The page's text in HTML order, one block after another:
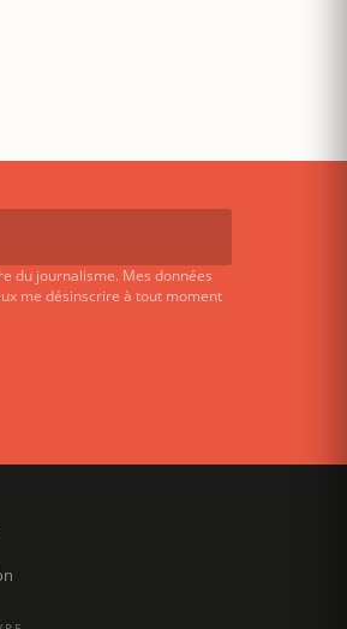
du journalisme. Mes données
me désinscrire à tout moment